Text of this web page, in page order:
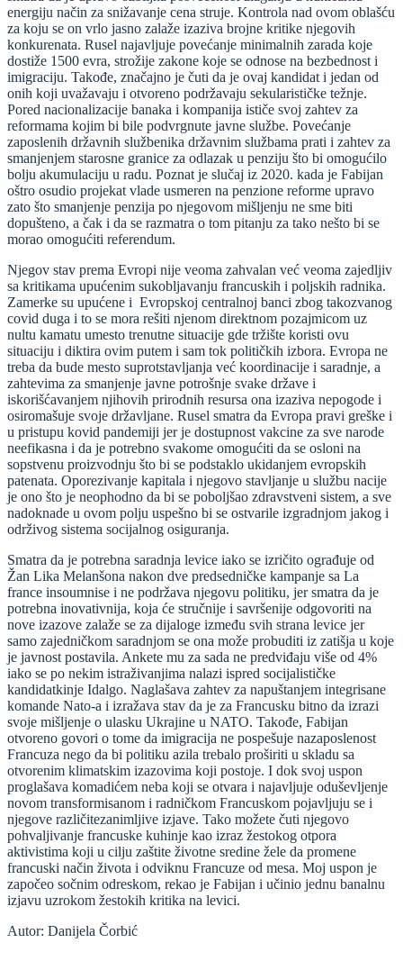
energiju način za snižavanje cena struje. Kontrola nad ovom oblašću
za koju se on vrlo jasno zalaže izaziva brojne kritike njegovih
konkurenata. Rusel najavljuje povećanje minimalnih zarada koje
dostiže 1500 evra, strožije zakone koje se odnose na bezbednost i
imigraciju. Takođe, značajno je čuti da je ovaj kandidat i jedan od
onih koji uvažavaju i otvoreno podržavaju sekularističke težnje.
Pored nacionalizacije banaka i kompanija ističe svoj zahtev za
reformama kojim bi bile podvrgnute javne službe. Povećanje
zaposlenih državnih službenika državnim službama prati i zahtev za
smanjenjem starosne granice za odlazak u penziju što bi omogućilo
bolju akumulaciju u radu. Poznat je slučaj iz 2020. kada je Fabijan
oštro osudio projekat vlade usmeren na penzione reforme upravo
zato što smanjenje penzija po njegovom mišljenju ne sme biti
dopušteno, a čak i da se razmatra o tom pitanju za tako nešto bi se
morao omogućiti referendum.
Njegov stav prema Evropi nije veoma zahvalan već veoma zajedljiv
sa kritikama upućenim sukobljavanju francuskih i poljskih radnika.
Zamerke su upućene i Evropskoj centralnoj banci zbog takozvanog
covid duga i to se mora rešiti njenom direktnom pozajmicom uz
nultu kamatu umesto trenutne situacije gde tržište koristi ovu
situaciju i diktira ovim putem i sam tok političkih izbora. Evropa ne
treba da bude mesto suprotstavljanja već koordinacije i saradnje, a
zahtevima za smanjenje javne potrošnje svake države i
iskorišćavanjem njihovih prirodnih resursa ona izaziva nepogode i
osiromašuje svoje državljane. Rusel smatra da Evropa pravi greške i
u pristupu kovid pandemiji jer je dostupnost vakcine za sve narode
neefikasna i da je potrebno svakome omogućiti da se osloni na
sopstvenu proizvodnju što bi se podstaklo ukidanjem evropskih
patenata. Oporezivanje kapitala i njegovo stavljanje u službu nacije
je ono što je neophodno da bi se poboljšao zdravstveni sistem, a sve
nadoknade u ovom polju uspešno bi se ostvarile izgradnjom jakog i
održivog sistema socijalnog osiguranja.
Smatra da je potrebna saradnja levice iako se izričito ograđuje od
Žan Lika Melanšona nakon dve predsedničke kampanje sa La
france insoumnise i ne podržava njegovu politiku, jer smatra da je
potrebna inovativnija, koja će stručnije i savršenije odgovoriti na
nove izazove zalaže se za dijaloge između svih strana levice jer
samo zajedničkom saradnjom se ona može probuditi iz zatišja u koje
je javnost postavila. Ankete mu za sada ne predviđaju više od 4%
iako se po nekim istraživanjima nalazi ispred socijalističke
kandidatkinje Idalgo. Naglašava zahtev za napuštanjem integrisane
komande Nato-a i izražava stav da je za Francusku bitno da izrazi
svoje mišljenje o ulasku Ukrajine u NATO. Takođe, Fabijan
otvoreno govori o tome da imigracija ne pospešuje nazaposlenost
Francuza nego da bi politiku azila trebalo proširiti u skladu sa
otvorenim klimatskim izazovima koji postoje. I dok svoj uspon
proglašava komadićem neba koji se otvara i najavljuje oduševljenje
novom transformisanom i radničkom Francuskom pojavljuju se i
njegove različitezanimljive izjave. Tako možete čuti njegovo
pohvaljivanje francuske kuhinje kao izraz žestokog otpora
aktivistima koji u cilju zaštite životne sredine žele da promene
francuski način života i odviknu Francuze od mesa. Moj uspon je
započeo sočnim odreskom, rekao je Fabijan i učinio jednu banalnu
izjavu uzrokom žestokih kritika na levici.
Autor: Danijela Čorbić